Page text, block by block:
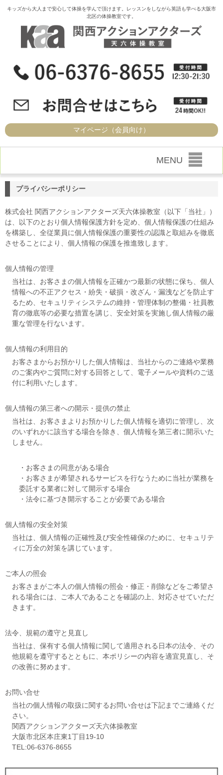
キッズから大人まで安心して体操を学んで頂けます。レッスンをしながら英語も学べる大阪市
北区の体操教室です。
マイページ（会員向け）
MENU
プライバシーポリシー
株式会社 関西アクションアクターズ天六体操教室（以下「当社」）
は、以下のとおり個人情報保護方針を定め、個人情報保護の仕組み
を構築し、全従業員に個人情報保護の重要性の認識と取組みを徹底
させることにより、個人情報の保護を推進致します。
個人情報の管理
当社は、お客さまの個人情報を正確かつ最新の状態に保ち、個人
情報への不正アクセス・紛失・破損・改ざん・漏洩などを防止す
るため、セキュリティシステムの維持・管理体制の整備・社員教
育の徹底等の必要な措置を講じ、安全対策を実施し個人情報の厳
重な管理を行ないます。
個人情報の利用目的
お客さまからお預かりした個人情報は、当社からのご連絡や業務
のご案内やご質問に対する回答として、電子メールや資料のご送
付に利用いたします。
個人情報の第三者への開示・提供の禁止
当社は、お客さまよりお預かりした個人情報を適切に管理し、次
のいずれかに該当する場合を除き、個人情報を第三者に開示いた
しません。
・お客さまの同意がある場合
・お客さまが希望されるサービスを行なうために当社が業務を
委託する業者に対して開示する場合
・法令に基づき開示することが必要である場合
個人情報の安全対策
当社は、個人情報の正確性及び安全性確保のために、セキュリテ
ィに万全の対策を講じています。
ご本人の照会
お客さまがご本人の個人情報の照会・修正・削除などをご希望さ
れる場合には、ご本人であることを確認の上、対応させていただ
きます。
法令、規範の遵守と見直し
当社は、保有する個人情報に関して適用される日本の法令、その
他規範を遵守するとともに、本ポリシーの内容を適宜見直し、そ
の改善に努めます。
お問い合せ
当社の個人情報の取扱に関するお問い合せは下記までご連絡くだ
さい。
関西アクションアクターズ天六体操教室
大阪市北区本庄東1丁目19-10
TEL:06-6376-8655